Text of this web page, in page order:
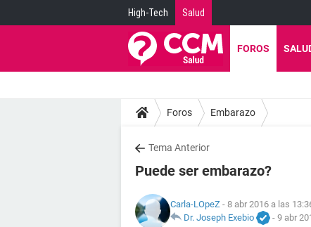
High-Tech Salud
FOROS
Foros Embarazo
Tema Anterior
Puede ser embarazo?
Carla-LOpeZ - 8 abr 2016 a las
Dr. Joseph Exebio
- 9 abr